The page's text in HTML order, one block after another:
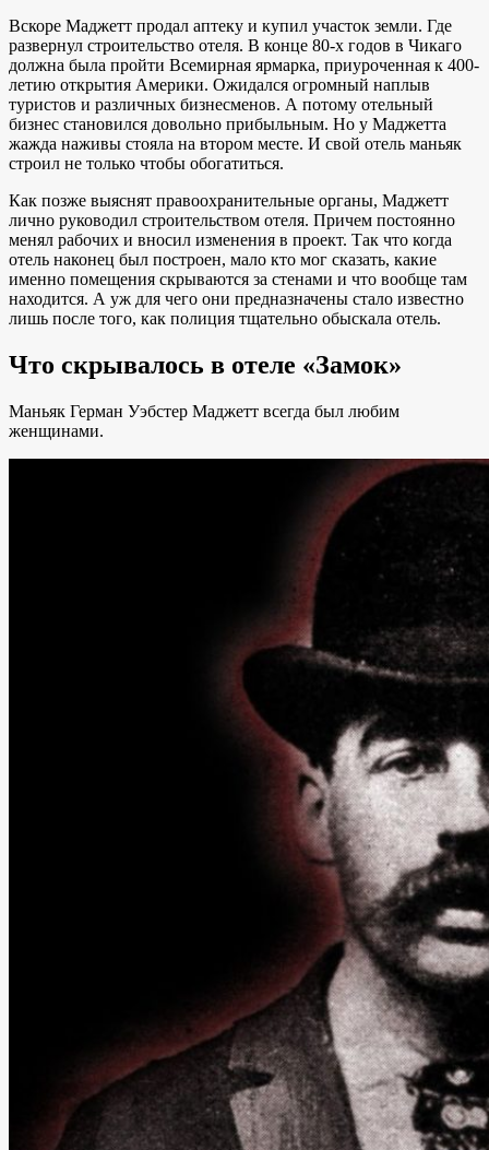
Вскоре Маджетт продал аптеку и купил участок земли. Где
развернул строительство отеля. В конце 80-х годов в Чикаго
должна была пройти Всемирная ярмарка, приуроченная к 400-
летию открытия Америки. Ожидался огромный наплыв
туристов и различных бизнесменов. А потому отельный
бизнес становился довольно прибыльным. Но у Маджетта
жажда наживы стояла на втором месте. И свой отель маньяк
строил не только чтобы обогатиться.
Как позже выяснят правоохранительные органы, Маджетт
лично руководил строительством отеля. Причем постоянно
менял рабочих и вносил изменения в проект. Так что когда
отель наконец был построен, мало кто мог сказать, какие
именно помещения скрываются за стенами и что вообще там
находится. А уж для чего они предназначены стало известно
лишь после того, как полиция тщательно обыскала отель.
Что скрывалось в отеле «Замок»
Маньяк Герман Уэбстер Маджетт всегда был любим
женщинами.